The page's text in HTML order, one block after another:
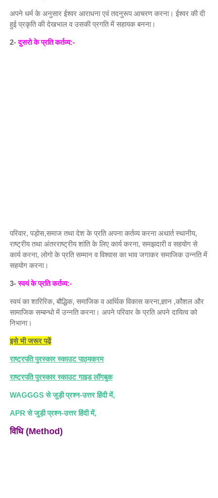
अपने धर्म के अनुसार ईश्वर आराधना एवं तदनुरूप आचरण करना। ईश्वर की दी
हुई प्रकृति की देखभाल व उसकी प्रगति में सहायक बनना।
2-दुसरो के प्रति कर्तव्य:-
परिवार, पड़ोस,समाज तथा देश के प्रति अपना कर्तव्य करना अथार्त स्थानीय,
राष्ट्रीय तथा अंतरराष्ट्रीय शांति के लिए कार्य करना, समझदारी व सहयोग से
कार्य करना, लोगो के प्रति सम्मान व विश्वास का भाव जगाकर समाजिक उन्नति में
सहयोग करना।
3-स्वयं के प्रति कर्तव्य:-
स्वयं का शारिरिक, बौद्धिक, समाजिक व आर्थिक विकास करना,ज्ञान ,कौशल और
सामाजिक सम्बन्धो में उन्नति करना। अपने परिवार के प्रति अपने दायित्व को
निभाना।
इसे भी जरूर पढ़ें
राष्ट्रपति पुरस्कार स्काउट पाठ्यक्रम
राष्ट्रपति पुरस्कार स्काउट गाइड लॉगबुक
WAGGGS से जुड़ी प्रश्न-उत्तर हिंदी में,
APR से जुड़ी प्रश्न-उत्तर हिंदी में,
विधि (Method)